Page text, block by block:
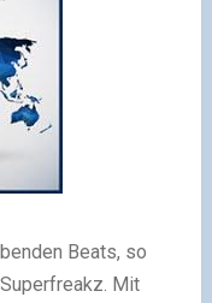
Beats, so
Mit